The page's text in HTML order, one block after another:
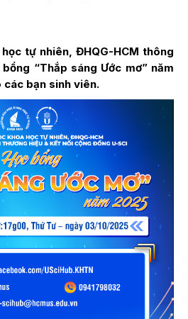
tự nhiên, ĐHQG-HCM thông
“Thắp sáng Ước mơ” năm
các bạn sinh viên.